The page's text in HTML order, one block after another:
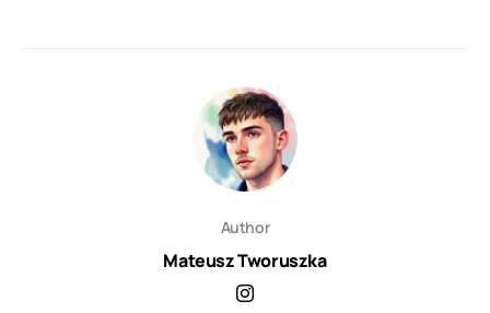
Author
Mateusz Tworuszka